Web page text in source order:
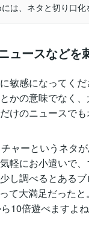
は、ネタと切り口化
ュースなどを
敏感になってくだ
かの意味でなく
けのニュースでも
ャーというネタ
軽にお小遣いで
し調べるとある
て大満足だった
10倍遊べますよね